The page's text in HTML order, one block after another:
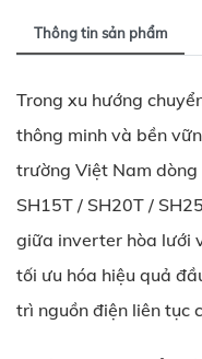
Thông tin sản phẩm
Trong xu hướng
thông minh và bền
trường Việt Nam
SH15T / SH20T /
giữa inverter hòa lưới
tối ưu hóa hiệu quả
trì nguồn điện liên tục